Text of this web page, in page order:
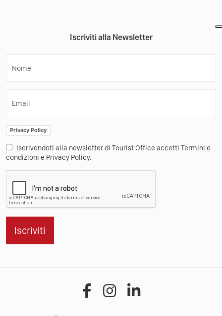
Iscriviti alla Newsletter
Nome
Email
Privacy Policy
Iscrivendoti alla newsletter di Tourist Office accetti Termini e
condizioni e Privacy Policy.
Iscriviti